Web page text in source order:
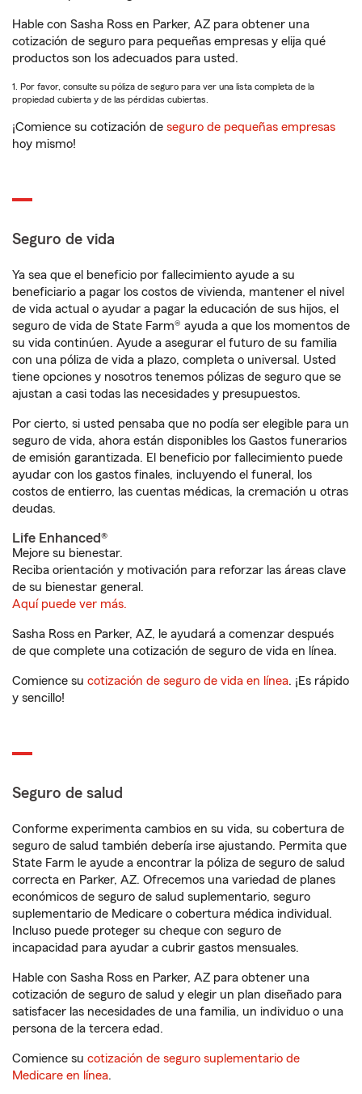
Hable con Sasha Ross en Parker, AZ para obtener una
cotización de seguro para pequeñas empresas y elija qué
productos son los adecuados para usted.
1. Por favor, consulte su póliza de seguro para ver una lista completa de la
propiedad cubierta y de las pérdidas cubiertas.
¡Comience su cotización de seguro de pequeñas empresas
hoy mismo!
Seguro de vida
Ya sea que el beneficio por fallecimiento ayude a su
beneficiario a pagar los costos de vivienda, mantener el nivel
de vida actual o ayudar a pagar la educación de sus hijos, el
seguro de vida de State Farm® ayuda a que los momentos de
su vida continúen. Ayude a asegurar el futuro de su familia
con una póliza de vida a plazo, completa o universal. Usted
tiene opciones y nosotros tenemos pólizas de seguro que se
ajustan a casi todas las necesidades y presupuestos.
Por cierto, si usted pensaba que no podía ser elegible para un
seguro de vida, ahora están disponibles los Gastos funerarios
de emisión garantizada. El beneficio por fallecimiento puede
ayudar con los gastos finales, incluyendo el funeral, los
costos de entierro, las cuentas médicas, la cremación u otras
deudas.
Life Enhanced®
Mejore su bienestar.
Reciba orientación y motivación para reforzar las áreas clave
de su bienestar general.
Aquí puede ver más.
Sasha Ross en Parker, AZ, le ayudará a comenzar después
de que complete una cotización de seguro de vida en línea.
Comience su cotización de seguro de vida en línea. ¡Es rápido
y sencillo!
Seguro de salud
Conforme experimenta cambios en su vida, su cobertura de
seguro de salud también debería irse ajustando. Permita que
State Farm le ayude a encontrar la póliza de seguro de salud
correcta en Parker, AZ. Ofrecemos una variedad de planes
económicos de seguro de salud suplementario, seguro
suplementario de Medicare o cobertura médica individual.
Incluso puede proteger su cheque con seguro de
incapacidad para ayudar a cubrir gastos mensuales.
Hable con Sasha Ross en Parker, AZ para obtener una
cotización de seguro de salud y elegir un plan diseñado para
satisfacer las necesidades de una familia, un individuo o una
persona de la tercera edad.
Comience su cotización de seguro suplementario de
Medicare en línea.